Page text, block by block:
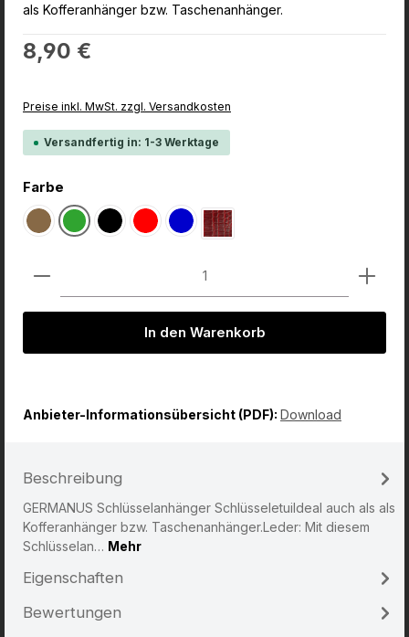
als Kofferanhänger bzw. Taschenanhänger.
Regulärer Preis:
8,90 €
Preise inkl. MwSt. zzgl. Versandkosten
Versandfertig in: 1-3 Werktage
Farbe
Wildbraun
Grün Schwarz
Rot Blau Rot Croco
Produkt Anzahl: Gib den gewünschten Wert ein
In den Warenkorb
Anbieter-Informationsübersicht (PDF): Download
Beschreibung
GERMANUS Schlüsselanhänger SchlüsseletuiIdeal auch als als
Kofferanhänger bzw. Taschenanhänger.Leder: Mit diesem
Schlüsselan… Mehr
Eigenschaften
Bewertungen